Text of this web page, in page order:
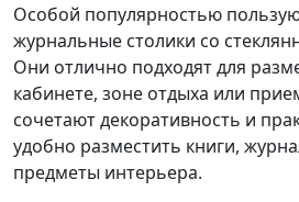
Особой популярностью
журнальные столики со
Они отлично подходят для
кабинете, зоне отдыха или
сочетают декоративность и
удобно разместить книги,
предметы интерьера.